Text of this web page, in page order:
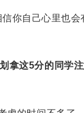
你自己心里也会
拿这5分的同学注